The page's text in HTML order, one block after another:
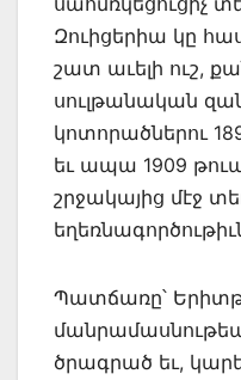
Զուիցերիա կը
շատ աւելի ուշ,
սուլթանական
կոտորածներու
եւ ապա 1909
շրջակայից մէջ
Պատճառը՝
ծրագրած եւ,